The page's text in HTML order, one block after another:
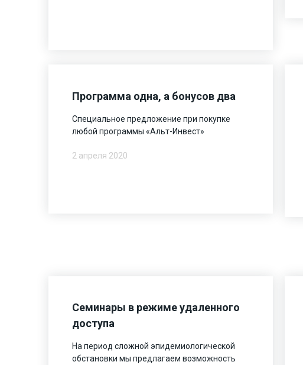
Программа одна, а бонусов два
Специальное предложение при покупке
любой программы «Альт-Инвест»
2 апреля 2020
Семинары в режиме удаленного
доступа
На период сложной эпидемиологической
обстановки мы предлагаем возможность